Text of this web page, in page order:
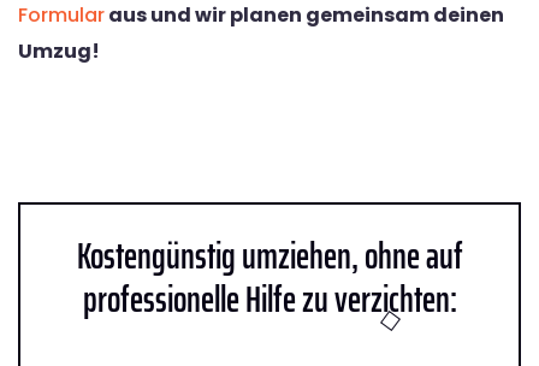
Formularaus und wir planen gemeinsam deinen
Umzug!
Kostengünstig umziehen, ohne auf
professionelle Hilfe zu verzichten: